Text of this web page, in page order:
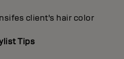
client's hair color
Tips